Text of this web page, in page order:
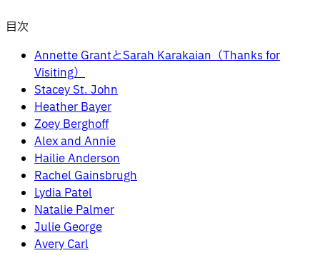
目次
Annette GrantとSarah Karakaian（Thanks for
Visiting）
Stacey St. John
Heather Bayer
Zoey Berghoff
Alex and Annie
Hailie Anderson
Rachel Gainsbrugh
Lydia Patel
Natalie Palmer
Julie George
Avery Carl